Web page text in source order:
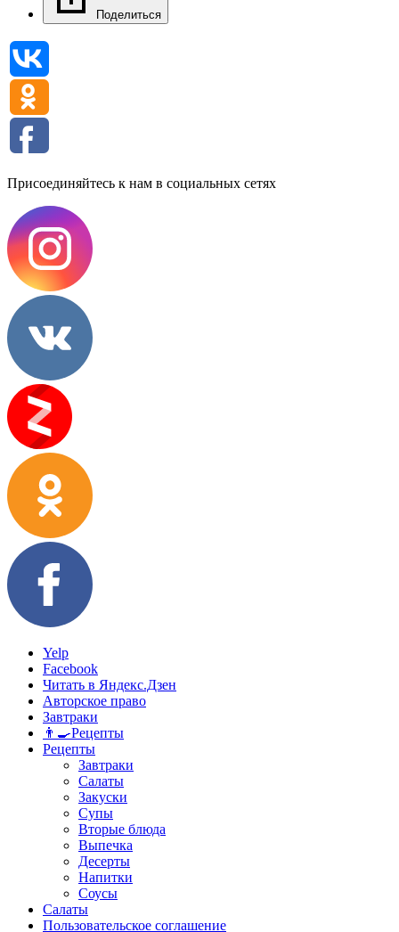
Поделиться
Присоединяйтесь к нам в социальных сетях
Yelp
Facebook
Читать в Яндекс.Дзен
Авторское право
Завтраки
👨‍🍳Рецепты
Рецепты
Завтраки
Салаты
Закуски
Супы
Вторые блюда
Выпечка
Десерты
Напитки
Соусы
Салаты
Пользовательское соглашение